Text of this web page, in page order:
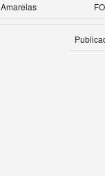
Amarelas